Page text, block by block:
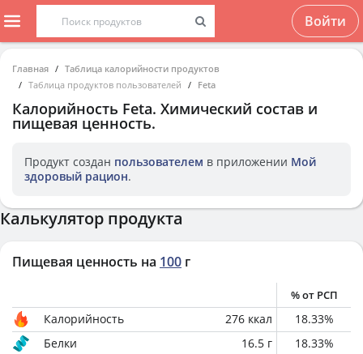
Войти
Главная
Таблица калорийности продуктов
Таблица продуктов пользователей
Feta
Калорийность Feta. Химический состав и
пищевая ценность.
Продукт создан пользователем в приложении Мой
здоровый рацион.
Калькулятор продукта
Пищевая ценность на 100 г
% от РСП
Калорийность 276 ккал 18.33%
Белки
16.5 г 18.33%